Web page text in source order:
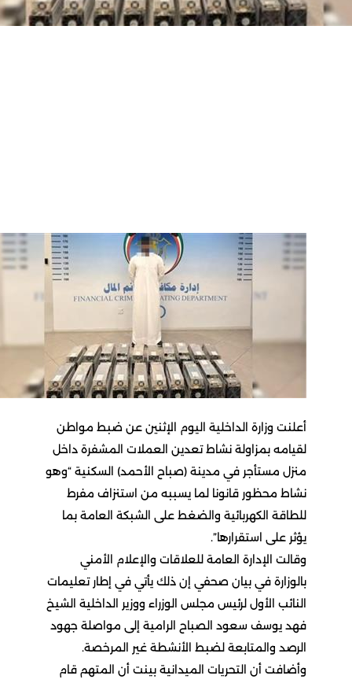
أعلنت وزارة الداخلية اليوم الإثنين عن ضبط مواطن
لقيامه بمزاولة نشاط تعدين العملات المشفرة داخل
منزل مستأجر في مدينة (صباح الأحمد) السكنية “وهو
نشاط محظور قانونا لما يسببه من استنزاف مفرط
للطاقة الكهربائية والضغط على الشبكة العامة بما
يؤثر على استقرارها”.
وقالت الإدارة العامة للعلاقات والإعلام الأمني
بالوزارة في بيان صحفي إن ذلك يأتي في إطار تعليمات
النائب الأول لرئيس مجلس الوزراء ووزير الداخلية الشيخ
فهد يوسف سعود الصباح الرامية إلى مواصلة جهود
الرصد والمتابعة لضبط الأنشطة غير المرخصة.
وأضافت أن التحريات الميدانية بينت أن المتهم قام